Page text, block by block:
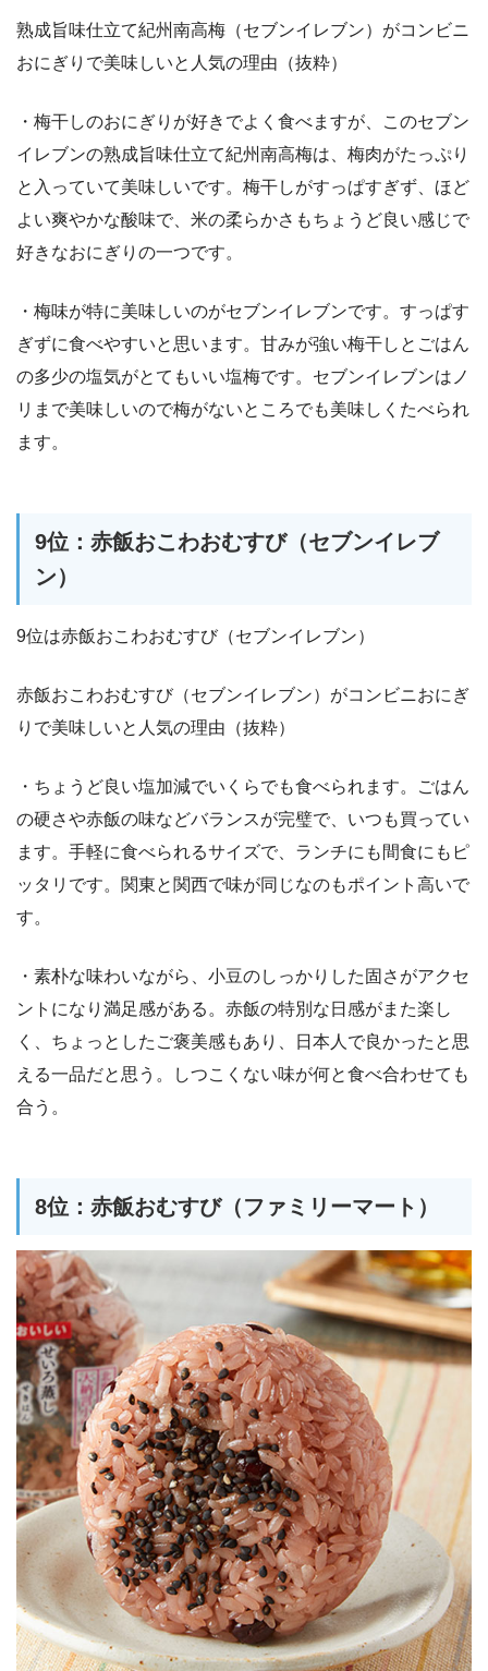
熟成旨味仕立て紀州南高梅（セブンイレブン）がコンビニ
おにぎりで美味しいと人気の理由（抜粋）
・梅干しのおにぎりが好きでよく食べますが、このセブン
イレブンの熟成旨味仕立て紀州南高梅は、梅肉がたっぷり
と入っていて美味しいです。梅干しがすっぱすぎず、ほど
よい爽やかな酸味で、米の柔らかさもちょうど良い感じで
好きなおにぎりの一つです。
・梅味が特に美味しいのがセブンイレブンです。すっぱす
ぎずに食べやすいと思います。甘みが強い梅干しとごはん
の多少の塩気がとてもいい塩梅です。セブンイレブンはノ
リまで美味しいので梅がないところでも美味しくたべられ
ます。
9位：赤飯おこわおむすび（セブンイレブ
ン）
9位は赤飯おこわおむすび（セブンイレブン）
赤飯おこわおむすび（セブンイレブン）がコンビニおにぎ
りで美味しいと人気の理由（抜粋）
・ちょうど良い塩加減でいくらでも食べられます。ごはん
の硬さや赤飯の味などバランスが完璧で、いつも買ってい
ます。手軽に食べられるサイズで、ランチにも間食にもピ
ッタリです。関東と関西で味が同じなのもポイント高いで
す。
・素朴な味わいながら、小豆のしっかりした固さがアクセ
ントになり満足感がある。赤飯の特別な日感がまた楽し
く、ちょっとしたご褒美感もあり、日本人で良かったと思
える一品だと思う。しつこくない味が何と食べ合わせても
合う。
8位：赤飯おむすび（ファミリーマート）